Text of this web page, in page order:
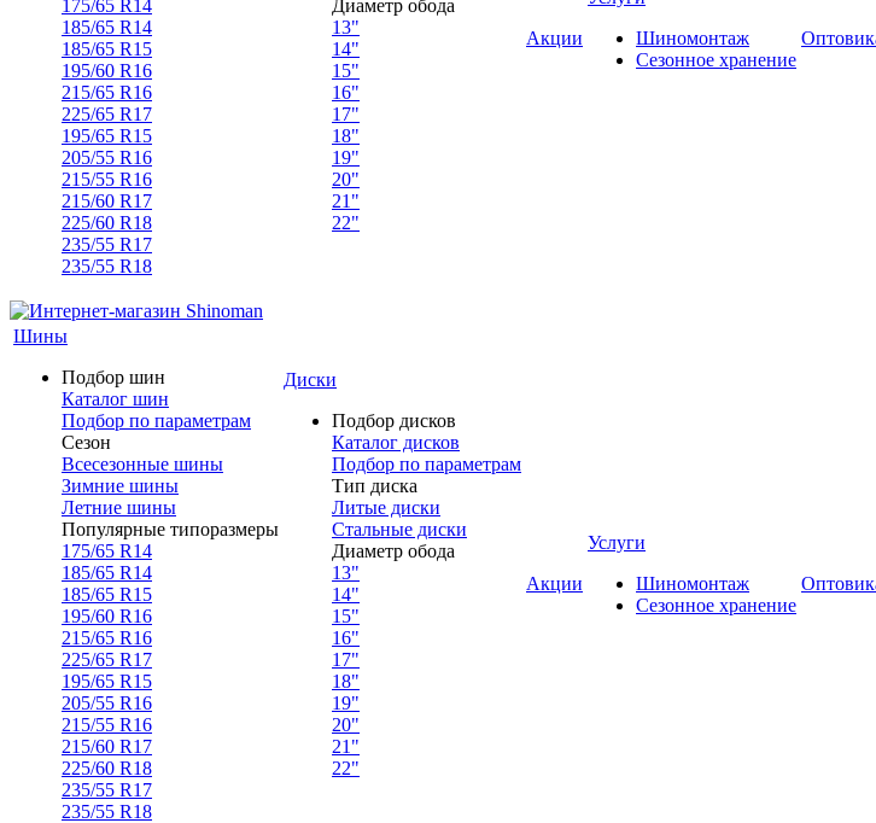
175/65 R14
185/65 R14
185/65 R15
195/60 R16
215/65 R16
225/65 R17
195/65 R15
205/55 R16
215/55 R16
215/60 R17
225/60 R18
235/55 R17
235/55 R18
Диаметр обода
13"
14"
15"
16"
17"
18"
19"
20"
21"
22"
Акции
Шиномонтаж
Сезонное хранение
Шины
Подбор шин
Каталог шин
Подбор по параметрам
Сезон
Всесезонные шины
Зимние шины
Летние шины
Популярные типоразмеры
175/65 R14
185/65 R14
185/65 R15
195/60 R16
215/65 R16
225/65 R17
195/65 R15
205/55 R16
215/55 R16
215/60 R17
225/60 R18
235/55 R17
235/55 R18
Диски
Подбор дисков
Каталог дисков
Подбор по параметрам
Тип диска
Литые диски
Стальные диски
Диаметр обода
13"
14"
15"
16"
17"
18"
19"
20"
21"
22"
Акции
Услуги
Шиномонтаж
Сезонное хранение